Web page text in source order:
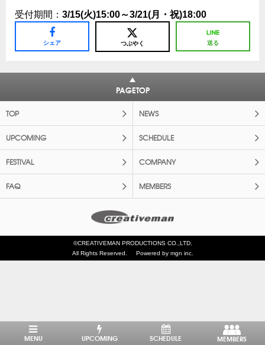
受付期間： 3/15(火)15:00～3/21(月・祝)18:00
シェア つぶやく 送る
PAGETOP
TOP NEWS
UPCOMING SCHEDULE
FESTIVAL COMPANY
FAQ MEMBERS
©CREATIVEMAN PRODUCTIONS CO.,LTD.
All Rights Reserved.
Powered by mgn inc.
MENU UPCOMING SCHEDULE MEMBERS